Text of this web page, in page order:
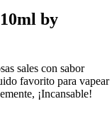
by
sales con sabor
favorito para vapear
¡Incansable!